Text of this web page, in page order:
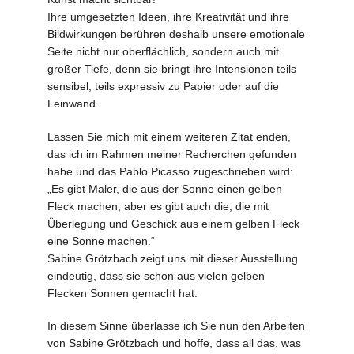
Ihre umgesetzten Ideen, ihre Kreativität und ihre
Bildwirkungen berühren deshalb unsere emotionale
Seite nicht nur oberflächlich, sondern auch mit
großer Tiefe, denn sie bringt ihre Intensionen teils
sensibel, teils expressiv zu Papier oder auf die
Leinwand.
Lassen Sie mich mit einem weiteren Zitat enden,
das ich im Rahmen meiner Recherchen gefunden
habe und das Pablo Picasso zugeschrieben wird:
„Es gibt Maler, die aus der Sonne einen gelben
Fleck machen, aber es gibt auch die, die mit
Überlegung und Geschick aus einem gelben Fleck
eine Sonne machen.“
Sabine Grötzbach zeigt uns mit dieser Ausstellung
eindeutig, dass sie schon aus vielen gelben
Flecken Sonnen gemacht hat.
In diesem Sinne überlasse ich Sie nun den Arbeiten
von Sabine Grötzbach und hoffe, dass all das, was